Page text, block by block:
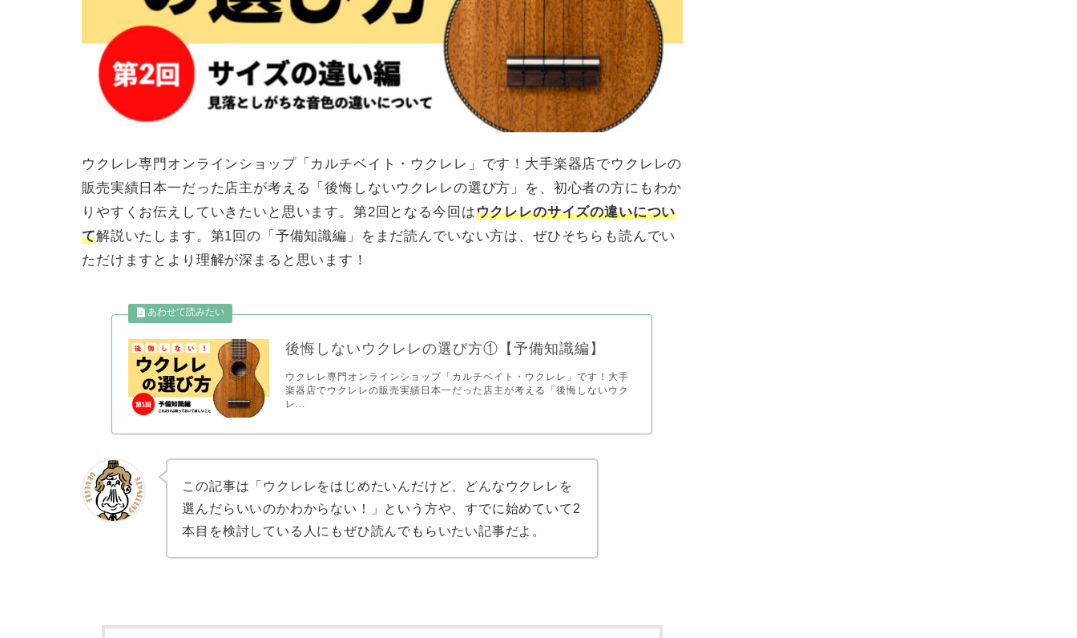
ウクレレ専門オンラインショップ「カルチベイト・ウクレレ」です！大手楽器店でウクレレの
販売実績日本一だった店主が考える「後悔しないウクレレの選び方」を、初心者の方にもわか
りやすくお伝えしていきたいと思います。第2回となる今回はウクレレのサイズの違いについ
て解説いたします。第1回の「予備知識編」をまだ読んでいない方は、ぜひそちらも読んでい
ただけますとより理解が深まると思います！
後悔しないウクレレの選び方①【予備知識編】
ウクレレ専門オンラインショップ「カルチベイト・ウクレレ」です！大手
楽器店でウクレレの販売実績日本一だった店主が考える「後悔しないウク
レ...
この記事は「ウクレレをはじめたいんだけど、どんなウクレレを
選んだらいいのかわからない！」という方や、すでに始めていて2
本目を検討している人にもぜひ読んでもらいたい記事だよ。